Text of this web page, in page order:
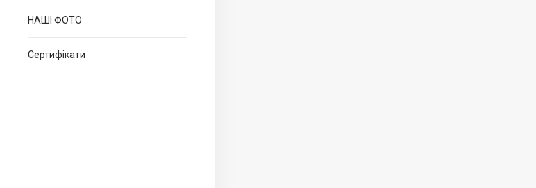
НАШІ ФОТО
Сертифікати